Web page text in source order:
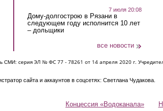
7 июля 20:08
Дому-долгострою в Рязани в
следующем году исполнится 10 лет
– дольщики
все новости
СМИ: серия ЭЛ № ФС 77 - 78261 от 14 апреля 2020 г.
сайта и аккаунтов в соцсетях: Светлана Чудакова.
Концессия «Водоканала»